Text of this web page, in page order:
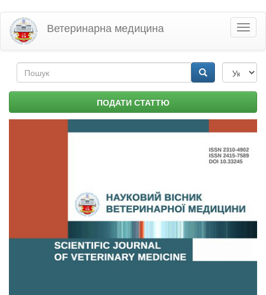
Перейти
основного
матеріалу
Ветеринарна медицина
Пошукова
форма ПОДАТИ СТАТТЮ